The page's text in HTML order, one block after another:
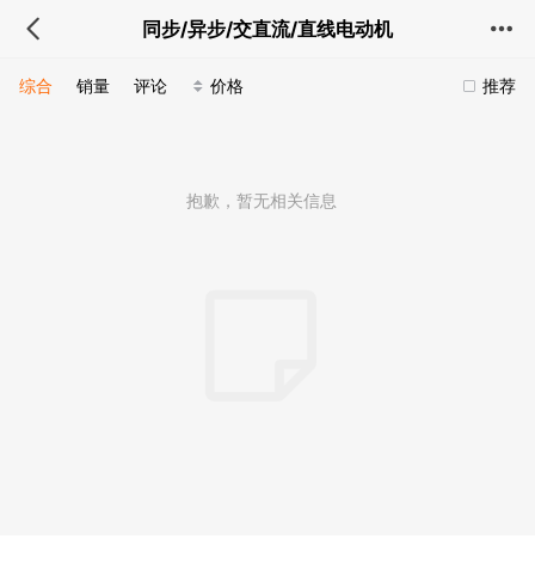
同步/异步/交直流/直线电动机
推荐
综合 销量 评论 价格
抱歉，暂无相关信息